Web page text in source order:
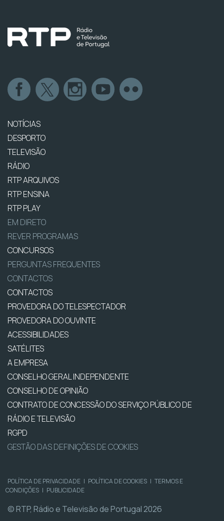
NOTÍCIAS
DESPORTO
TELEVISÃO
RÁDIO
RTP ARQUIVOS
RTP ENSINA
RTP PLAY
EM DIRETO
REVER PROGRAMAS
CONCURSOS
PERGUNTAS FREQUENTES
CONTACTOS
CONTACTOS
PROVEDORA DO TELESPECTADOR
PROVEDORA DO OUVINTE
ACESSIBILIDADES
SATÉLITES
A EMPRESA
CONSELHO GERAL INDEPENDENTE
CONSELHO DE OPINIÃO
CONTRATO DE CONCESSÃO DO SERVIÇO PÚBLICO DE
RÁDIO E TELEVISÃO
RGPD
GESTÃO DAS DEFINIÇÕES DE COOKIES
POLÍTICA DE PRIVACIDADE | POLÍTICA DE COOKIES | TERMOS E
CONDIÇÕES | PUBLICIDADE
© RTP, Rádio e Televisão de Portugal 2026